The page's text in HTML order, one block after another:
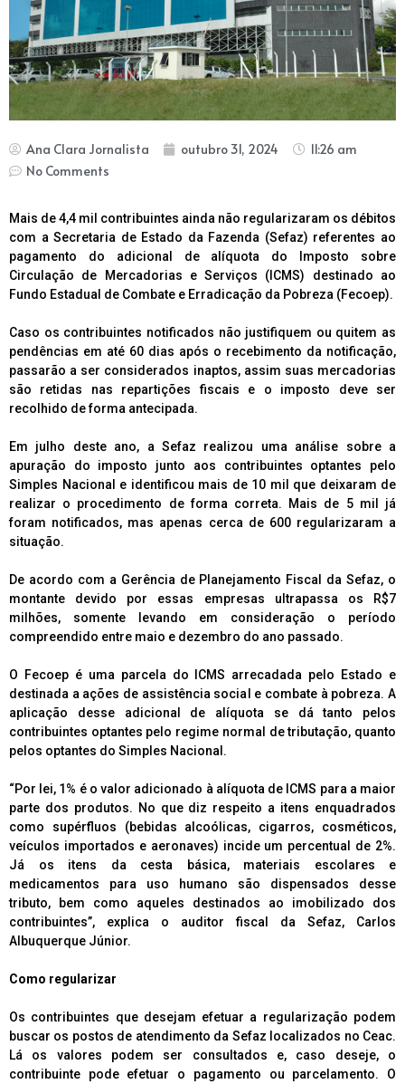
Ana Clara Jornalista outubro 31, 2024
11:26 am
No Comments
Mais de 4,4 mil contribuintes ainda não regularizaram os débitos
com a Secretaria de Estado da Fazenda (Sefaz) referentes ao
pagamento do adicional de alíquota do Imposto sobre
Circulação de Mercadorias e Serviços (ICMS) destinado ao
Fundo Estadual de Combate e Erradicação da Pobreza (Fecoep).
Caso os contribuintes notificados não justifiquem ou quitem as
pendências em até 60 dias após o recebimento da notificação,
passarão a ser considerados inaptos, assim suas mercadorias
são retidas nas repartições fiscais e o imposto deve ser
recolhido de forma antecipada.
Em julho deste ano, a Sefaz realizou uma análise sobre a
apuração do imposto junto aos contribuintes optantes pelo
Simples Nacional e identificou mais de 10 mil que deixaram de
realizar o procedimento de forma correta. Mais de 5 mil já
foram notificados, mas apenas cerca de 600 regularizaram a
situação.
De acordo com a Gerência de Planejamento Fiscal da Sefaz, o
montante devido por essas empresas ultrapassa os R$7
milhões, somente levando em consideração o período
compreendido entre maio e dezembro do ano passado.
O Fecoep é uma parcela do ICMS arrecadada pelo Estado e
destinada a ações de assistência social e combate à pobreza. A
aplicação desse adicional de alíquota se dá tanto pelos
contribuintes optantes pelo regime normal de tributação, quanto
pelos optantes do Simples Nacional.
“Por lei, 1% é o valor adicionado à alíquota de ICMS para a maior
parte dos produtos. No que diz respeito a itens enquadrados
como supérfluos (bebidas alcoólicas, cigarros, cosméticos,
veículos importados e aeronaves) incide um percentual de 2%.
Já os itens da cesta básica, materiais escolares e
medicamentos para uso humano são dispensados desse
tributo, bem como aqueles destinados ao imobilizado dos
contribuintes”, explica o auditor fiscal da Sefaz, Carlos
Albuquerque Júnior.
Como regularizar
Os contribuintes que desejam efetuar a regularização podem
buscar os postos de atendimento da Sefaz localizados no Ceac.
Lá os valores podem ser consultados e, caso deseje, o
contribuinte pode efetuar o pagamento ou parcelamento. O